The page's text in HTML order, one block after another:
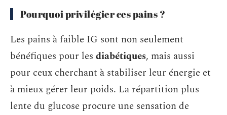
Pourquoi privilégier ces pains ?
Les pains à faible IG sont non seulement
bénéfiques pour les diabétiques, mais aussi
pour ceux cherchant à stabiliser leur énergie et
à mieux gérer leur poids. La répartition plus
lente du glucose procure une sensation de